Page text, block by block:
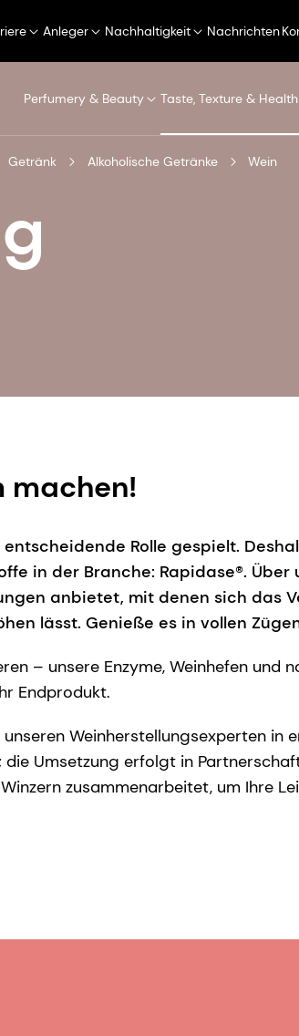
Anleger Nachhaltigkeit Nachrichten
Perfumery & Beauty Taste, Texture & Health
Getränk Alkoholische Getränke Wein
machen!
Rolle gespielt.
in der Branche: Rapidase®.
anbietet, mit denen sich das
lässt. Genieße es in vollen
– unsere Enzyme, Weinhefen und
Endprodukt.
Weinherstellungsexperten in
Umsetzung erfolgt in
zusammenarbeitet, um Ihre